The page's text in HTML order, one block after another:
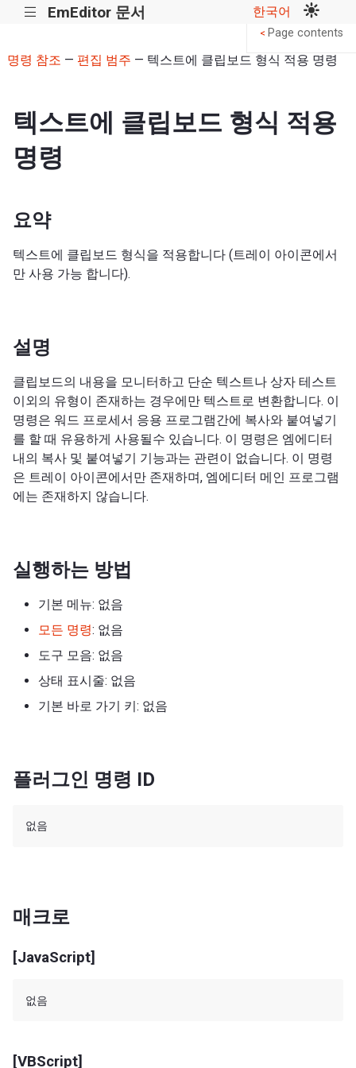
||| EmEditor 문서 한국어
명령 참조 — 편집 범주 — 텍스트에 클립보드 형식 적용 명령
텍스트에 클립보드 형식 적용
명령
요약
텍스트에 클립보드 형식을 적용합니다 (트레이 아이콘에서
만 사용 가능 합니다).
설명
클립보드의 내용을 모니터하고 단순 텍스트나 상자 테스트
이외의 유형이 존재하는 경우에만 텍스트로 변환합니다. 이
명령은 워드 프로세서 응용 프로그램간에 복사와 붙여넣기
를 할 때 유용하게 사용될수 있습니다. 이 명령은 엠에디터
내의 복사 및 붙여넣기 기능과는 관련이 없습니다. 이 명령
은 트레이 아이콘에서만 존재하며, 엠에디터 메인 프로그램
에는 존재하지 않습니다.
실행하는 방법
기본 메뉴: 없음
모든 명령: 없음
도구 모음: 없음
상태 표시줄: 없음
기본 바로 가기 키: 없음
플러그인 명령 ID
매크로
[JavaScript]
[VBScript]
< Page contents